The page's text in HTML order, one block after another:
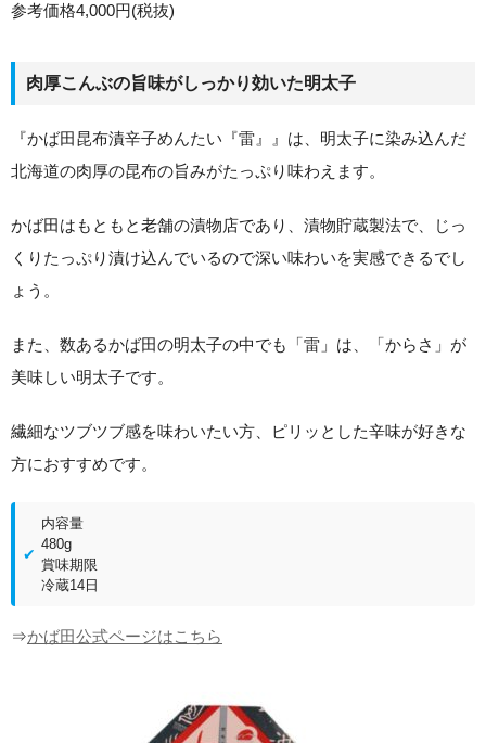
参考価格4,000円(税抜)
肉厚こんぶの旨味がしっかり効いた明太子
『かば田昆布漬辛子めんたい『雷』』は、明太子に染み込んだ
北海道の肉厚の昆布の旨みがたっぷり味わえます。
かば田はもともと老舗の漬物店であり、漬物貯蔵製法で、じっ
くりたっぷり漬け込んでいるので深い味わいを実感できるでし
ょう。
また、数あるかば田の明太子の中でも「雷」は、「からさ」が
美味しい明太子です。
繊細なツブツブ感を味わいたい方、ピリッとした辛味が好きな
方におすすめです。
内容量
480g
賞味期限
冷蔵14日
⇒かば田公式ページはこちら